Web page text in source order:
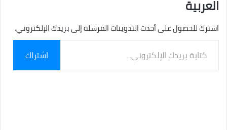
العربية
اشترك للحصول على أحدث التدوينات المرسلة إلى بريدك الإلكتروني.
بريدك
الإلكتروني...
اشتراك